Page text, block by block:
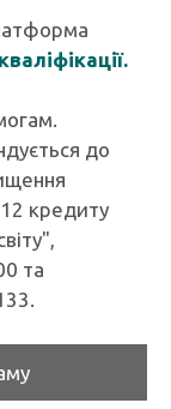
до
кредиту
та